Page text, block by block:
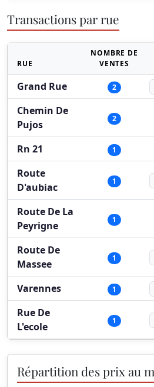
Transactions par rue
RUE
NOMBRE DE
VENTES
Grand Rue 2
Chemin De
Pujos
2
Rn 21 1
Route
D'aubiac
1
Route De La
Peyrigne
1
Route De
Massee
1
Varennes 1
Rue De
L'ecole
1
Répartition des prix au